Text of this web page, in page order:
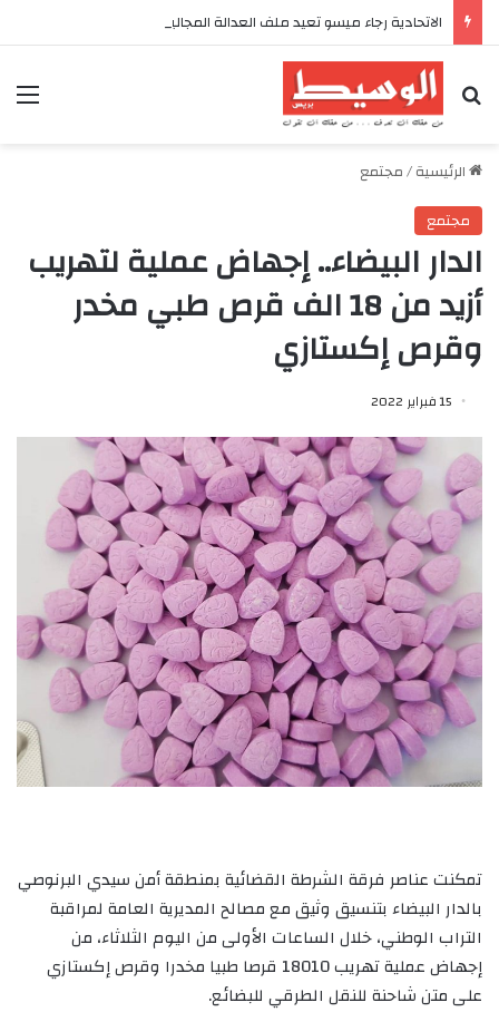
بحث عن
الرئيسية/مجتمع
مجتمع
الدار البيضاء.. إجهاض عملية لتهريب
أزيد من 18 الف قرص طبي مخدر
وقرص إكستازي
15 فبراير 2022
تمكنت عناصر فرقة الشرطة القضائية بمنطقة أمن سيدي البرنوصي
بالدار البيضاء بتنسيق وثيق مع مصالح المديرية العامة لمراقبة
التراب الوطني، خلال الساعات الأولى من اليوم الثلاثاء، من
إجهاض عملية تهريب 18010 قرصا طبيا مخدرا وقرص إكستازي
على متن شاحنة للنقل الطرقي للبضائع.